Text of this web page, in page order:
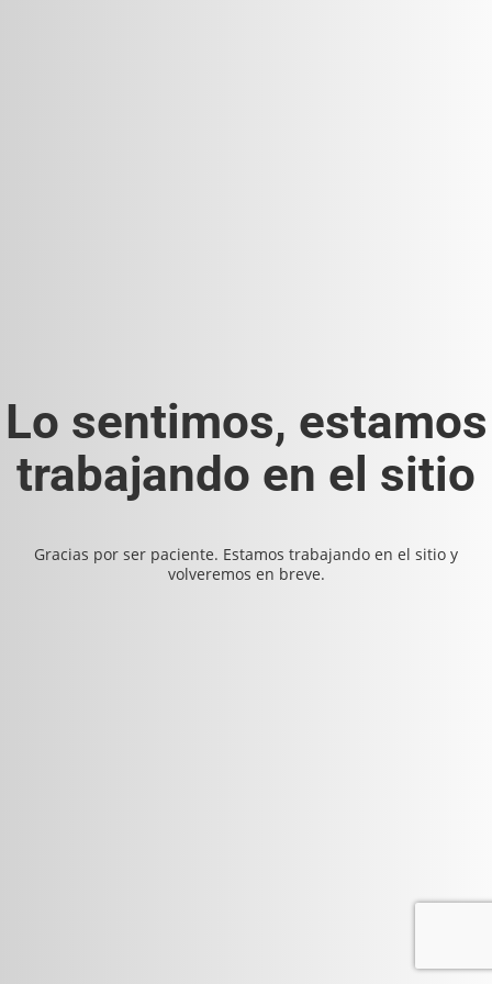
Lo sentimos, estamos
trabajando en el sitio
Gracias por ser paciente. Estamos trabajando en el sitio y
volveremos en breve.